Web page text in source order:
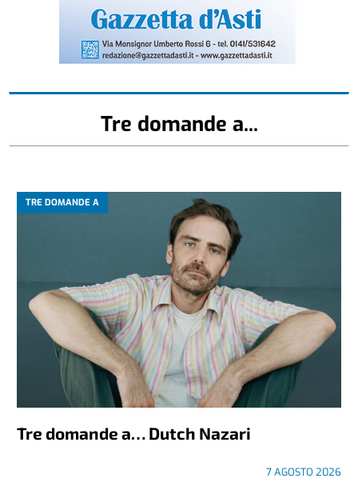
Tre domande a...
TRE DOMANDE A
Tre domande a… Dutch Nazari
7 AGOSTO 2026